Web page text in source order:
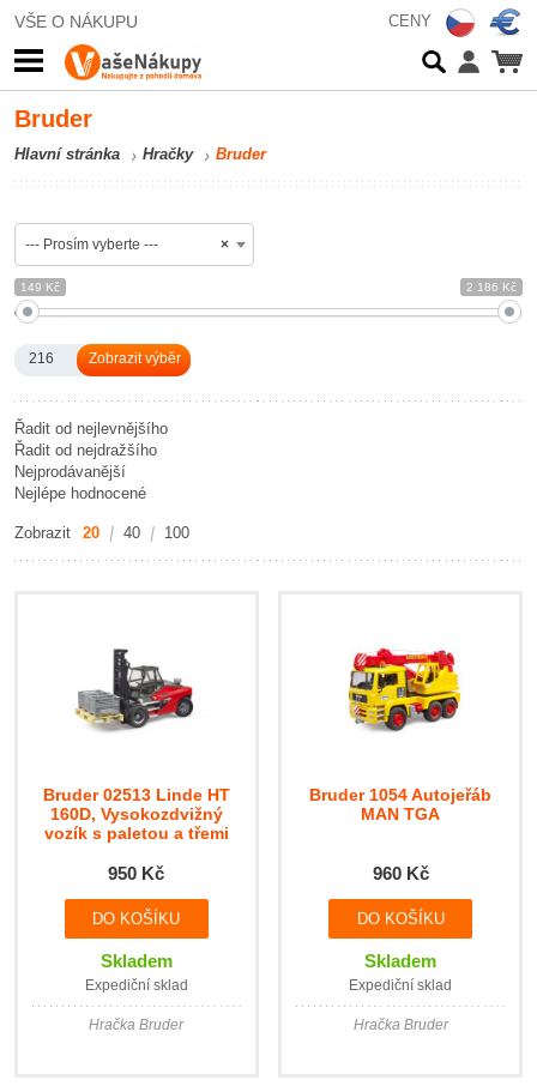
VŠE O NÁKUPU CENY
Bruder
Hlavní stránka Hračky Bruder
×
--- Prosím vyberte ---
149 Kč 2 186 Kč
216
Řadit od nejlevnějšího
Řadit od nejdražšího
Nejprodávanější
Nejlépe hodnocené
Zobrazit 20 40 100
Bruder 02513 Linde HT
160D, Vysokozdvižný
vozík s paletou a třemi
950 Kč
Skladem
Expediční sklad
Hračka Bruder
Bruder 1054 Autojeřáb
MAN TGA
960 Kč
Skladem
Expediční sklad
Hračka Bruder